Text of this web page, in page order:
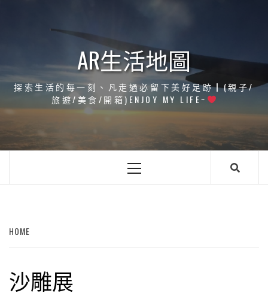
AR生活地圖
探索生活的每一刻、凡走過必留下美好足跡┃(親子/
旅遊/美食/開箱)ENJOY MY LIFE~
Primary
HOME
沙雕展